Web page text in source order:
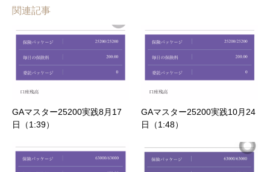
関連記事
GAマスター25200実践8月17
日（1:39）
GAマスター25200実践10月24
日（1:48）